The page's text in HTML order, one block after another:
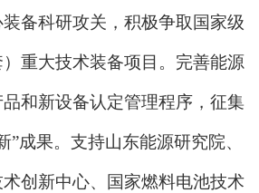
备科研攻关，积极争取国家级
重大技术装备项目。完善能源
和新设备认定管理程序，征集
”成果。支持山东能源研究院、
创新中心、国家燃料电池技术